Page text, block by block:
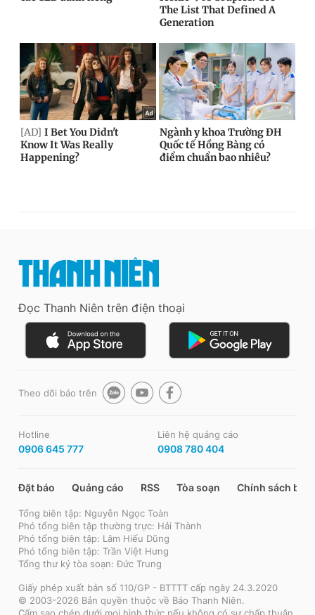
Đọc Thanh Niên trên điện thoại
Theo dõi báo trên
Hotline
0906 645 777
Liên hệ quảng cáo
0908 780 404
Đặt báo Quảng cáo RSS Tòa soạn Chính sách bảo
Tổng biên tập: Nguyễn Ngọc Toàn
Phó tổng biên tập thường trực: Hải Thành
Phó tổng biên tập: Lâm Hiếu Dũng
Phó tổng biên tập: Trần Việt Hưng
Tổng thư ký tòa soạn: Đức Trung
Giấy phép xuất bản số 110/GP - BTTTT cấp ngày 24.3.2020
© 2003-2026 Bản quyền thuộc về Báo Thanh Niên.